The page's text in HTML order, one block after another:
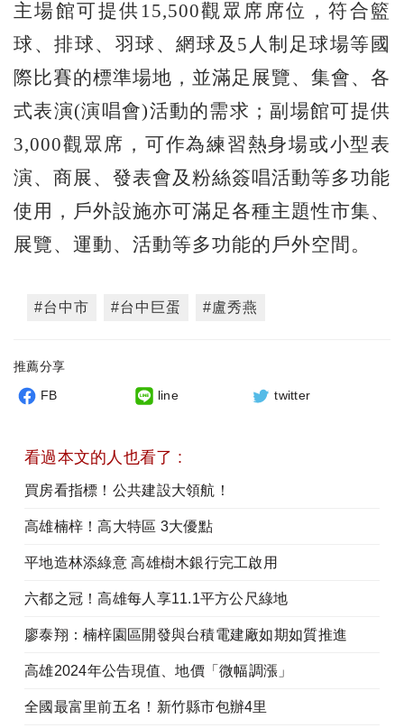
主場館可提供15,500觀眾席席位，符合籃
球、排球、羽球、網球及5人制足球場等國
際比賽的標準場地，並滿足展覽、集會、各
式表演(演唱會)活動的需求；副場館可提供
3,000觀眾席，可作為練習熱身場或小型表
演、商展、發表會及粉絲簽唱活動等多功能
使用，戶外設施亦可滿足各種主題性市集、
展覽、運動、活動等多功能的戶外空間。
#台中市 #台中巨蛋 #盧秀燕
推薦分享
FB line twitter
看過本文的人也看了 :
買房看指標！公共建設大領航！
高雄楠梓！高大特區 3大優點
平地造林添綠意 高雄樹木銀行完工啟用
六都之冠！高雄每人享11.1平方公尺綠地
廖泰翔：楠梓園區開發與台積電建廠如期如質推進
高雄2024年公告現值、地價「微幅調漲」
全國最富里前五名！新竹縣市包辦4里